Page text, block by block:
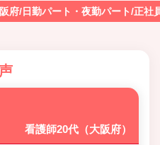
府/日勤パート・夜勤パート/正社
看護師20代（大阪府）